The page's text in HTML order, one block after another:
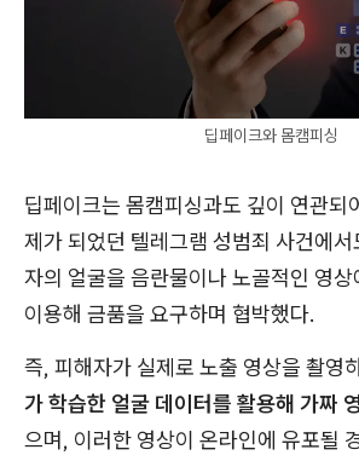
딥페이크와 몸캠피싱
딥페이크는 몸캠피싱과도 깊이 연관되
제가 되었던 텔레그램 성범죄 사건에
자의 얼굴을 음란물이나 노골적인 영
이용해 금품을 요구하며 협박했다.
즉, 피해자가 실제로 노출 영상을 촬영
가 학습한 얼굴 데이터를 활용해 가짜
으며, 이러한 영상이 온라인에 유포될